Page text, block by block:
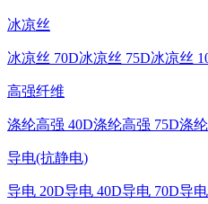
冰凉丝
冰凉丝 70D冰凉丝 75D冰凉丝
高强纤维
涤纶高强 40D涤纶高强 75D涤
导电(抗静电)
导电 20D导电 40D导电 70D导